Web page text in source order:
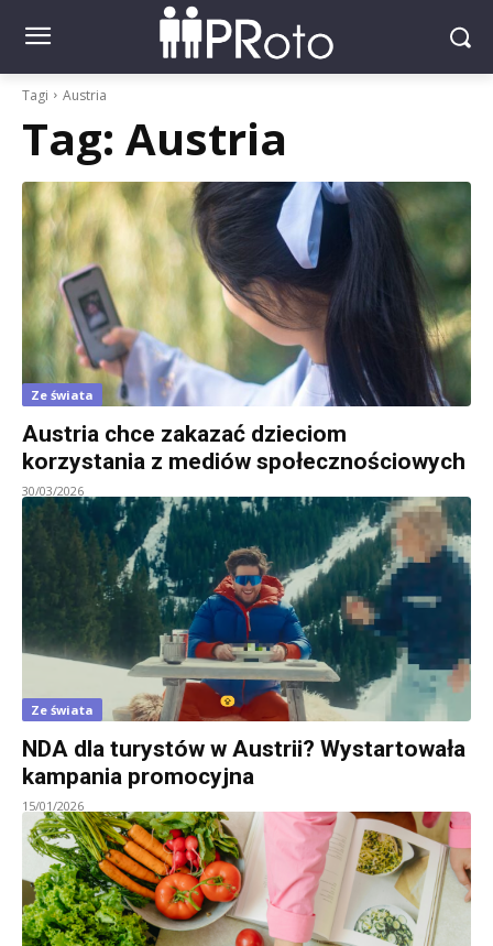
Tagi Austria
Tag: Austria
Ze świata
Austria chce zakazać dzieciom
korzystania z mediów społecznościowych
30/03/2026
Ze świata
NDA dla turystów w Austrii? Wystartowała
kampania promocyjna
15/01/2026